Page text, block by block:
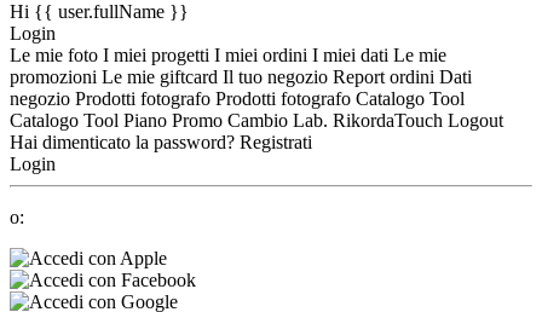
Hi {{ user.fullName }}
Login
Le mie foto I miei progetti I miei ordini I miei dati Le mie
promozioni Le mie giftcard Il tuo negozio Report ordini Dati
negozio Prodotti fotografo Prodotti fotografo Catalogo Tool
Catalogo Tool Piano Promo Cambio Lab. RikordaTouch Logout
Hai dimenticato la password? Registrati
Login
o: